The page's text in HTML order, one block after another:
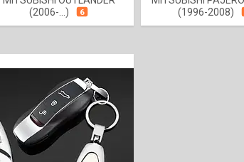
(2006-...)
6
(1996-2008)